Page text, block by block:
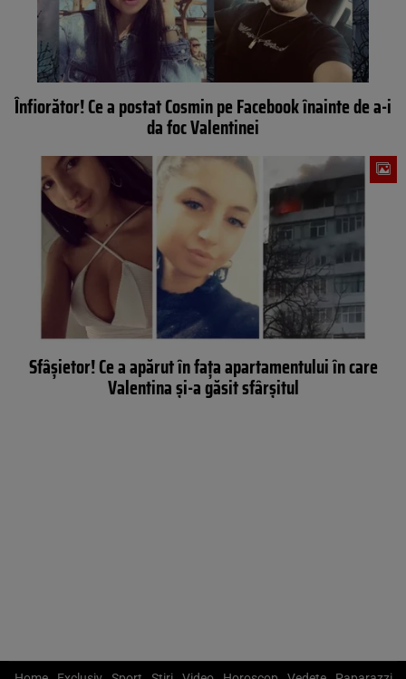
Înfiorător! Ce a postat Cosmin pe Facebook înainte de a-i
da foc Valentinei
Sfâșietor! Ce a apărut în fața apartamentului în care
Valentina și-a găsit sfârșitul